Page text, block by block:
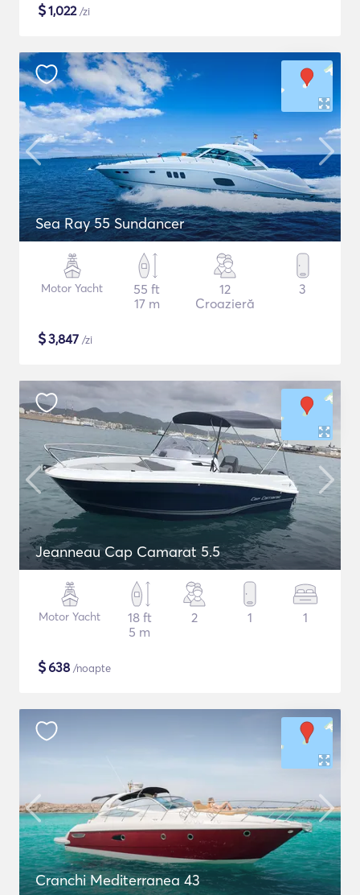
$1,022/zi
Sea Ray 55 Sundancer
Motor Yacht
55 ft
17 m
12
Croazieră
3
$3,847 /zi
Jeanneau Cap Camarat 5.5
Motor Yacht
18 ft
5 m
2 1 1
$638 /noapte
Cranchi Mediterranea 43